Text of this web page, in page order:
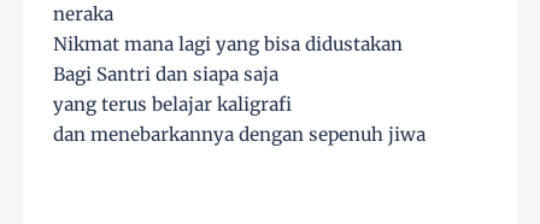
neraka
Nikmat mana lagi yang bisa didustakan
Bagi Santri dan siapa saja
yang terus belajar kaligrafi
dan menebarkannya dengan sepenuh jiwa